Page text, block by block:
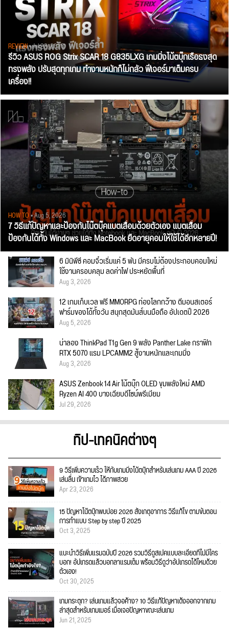
REVIEW• Jul 28, 2026
รีวิว ASUS ROG Strix SCAR 18 G835LXG เกมมิ่งโน้ตบุ๊กเรือธงสุด
ทรงพลัง ปรับสุดทุกเกม ทำงานหนักก็ไม่กลัว ฟีเจอร์มาเต็มครบ
เครื่อง!!
HOW TO• Aug 5, 2026
7 วิธีแก้ปัญหาและป้องกันโน๊ตบุ๊คแบตเสื่อมด้วยตัวเอง แบตเสื่อม
ป้องกันได้ทั้ง Windows และ MacBook ยืดอายุคอมให้ใช้ได้อีกหลายปี!
6 มินิพีซี คอมจิ๋วเริ่มแค่ 5 พัน มีครบไม่ต้องประกอบคอมใหม่
ใช้งานครอบคลุม ลดค่าไฟ ประหยัดพื้นที่
Aug 3, 2026
12 เกมเก็บเวล ฟรี MMORPG ท่องโลกกว้าง ตีมอนสเตอร์
ฟาร์มของได้ทั้งวัน สนุกสุดมันส์บนมือถือ อัปเดตปี 2026
Aug 5, 2026
น่าลอง ThinkPad T1g Gen 9 พลัง Panther Lake กราฟิก
RTX 5070 แรม LPCAMM2 สู้งานหนักและเกมมิ่ง
Aug 3, 2026
ASUS Zenbook 14 Air โน้ตบุ๊ก OLED ขุมพลังใหม่ AMD
Ryzen AI 400 บางเฉียบดีไซน์พรีเมียม
Jul 29, 2026
ทิป-เทคนิคต่างๆ
9 วิธีเพิ่มความเร็ว ให้กับเกมมิ่งโน้ตบุ๊กสำหรับเล่นเกม AAA ปี 2026
เล่นลื่น เข้าเกมไว ได้ภาพสวย
Apr 23, 2026
15 ปัญหาโน้ตบุ๊กพบบ่อย 2026 สังเกตุอาการ วิธีแก้ไข ตามขั้นตอน
การทำแบบ Step by step ปี 2025
Oct 3, 2025
แนะนำวิธีเพิ่มแรมฉบับปี 2026 รวมวิธีดูสเปคแบบละเอียดที่ไม่มีใคร
บอก! อัปเกรดแล้วบอกลาแรมเต็ม พร้อมวิธีดูว่าอัปเกรดได้ไหมด้วย
ตัวเอง!
Oct 30, 2025
เกมกระตุก? เล่นเกมแล้วจอค้าง? 10 วิธีแก้ปัญหาเด้งออกจากเกม
ล่าสุดสำหรับเกมเมอร์ เมื่อเจอปัญหาขณะเล่นเกม
Jun 21, 2025